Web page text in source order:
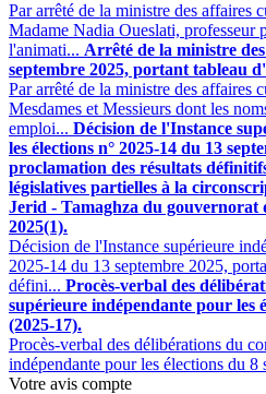
Par arrêté de la ministre des affaires
Madame Nadia Oueslati, professeur
l'animati... Arrêté de la ministre
septembre 2025, portant tableau
Par arrêté de la ministre des affaires
Mesdames et Messieurs dont les
emploi... Décision de l'Instance
les élections n° 2025-14 du 13
proclamation des résultats
législatives partielles à la
Jerid - Tamaghza du gouvernorat
2025(1).
Décision de l'Instance supérieure
2025-14 du 13 septembre 2025,
défini... Procès-verbal des
supérieure indépendante pour les
(2025-17).
Procès-verbal des délibérations du
indépendante pour les élections du
Votre avis compte